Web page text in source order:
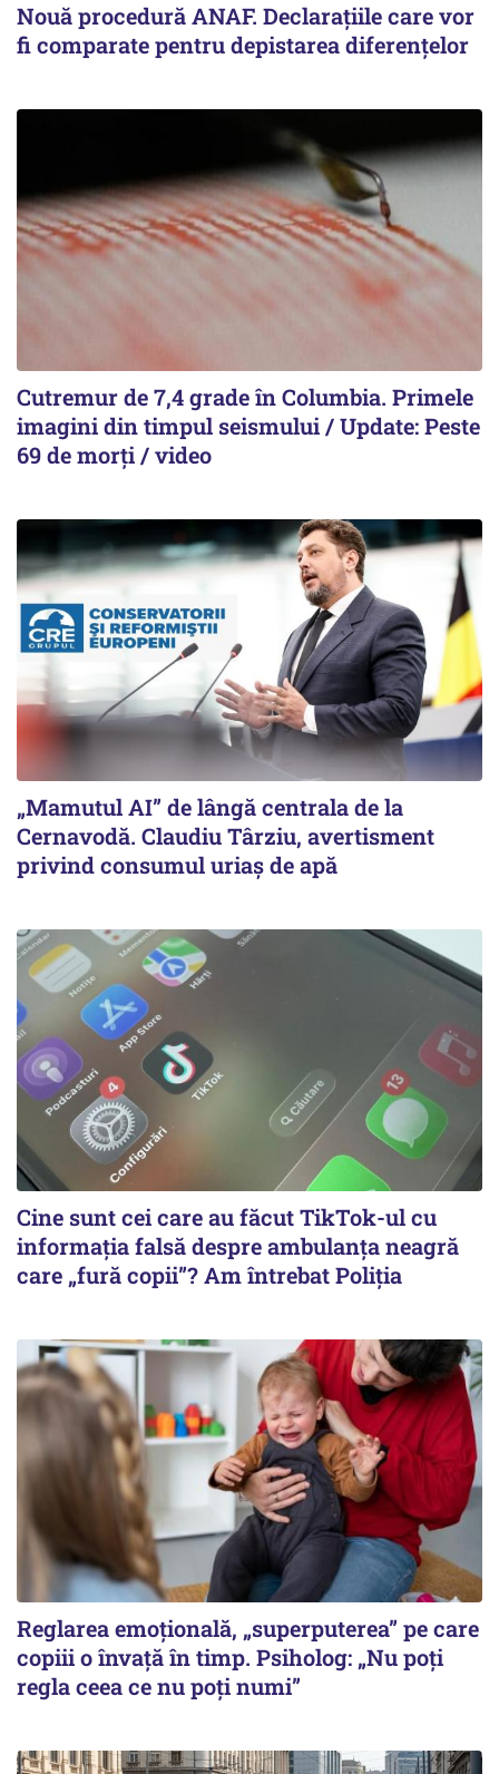
Nouă procedură ANAF. Declarațiile care vor
fi comparate pentru depistarea diferențelor
Cutremur de 7,4 grade în Columbia. Primele
imagini din timpul seismului / Update: Peste
69 de morți / video
„Mamutul AI” de lângă centrala de la
Cernavodă. Claudiu Târziu, avertisment
privind consumul uriaș de apă
Cine sunt cei care au făcut TikTok-ul cu
informația falsă despre ambulanța neagră
care „fură copii”? Am întrebat Poliția
Reglarea emoțională, „superputerea” pe care
copiii o învață în timp. Psiholog: „Nu poți
regla ceea ce nu poți numi”